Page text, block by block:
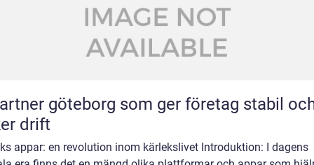
göteborg som ger företag stabil
drift
appar: en revolution inom kärlekslivet Introduktion: I dagens